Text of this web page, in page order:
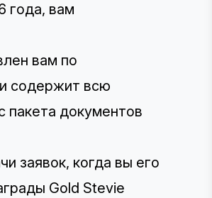
года, вам
вам по
содержит всю
пакета документов
заявок, когда вы его
Gold Stevie